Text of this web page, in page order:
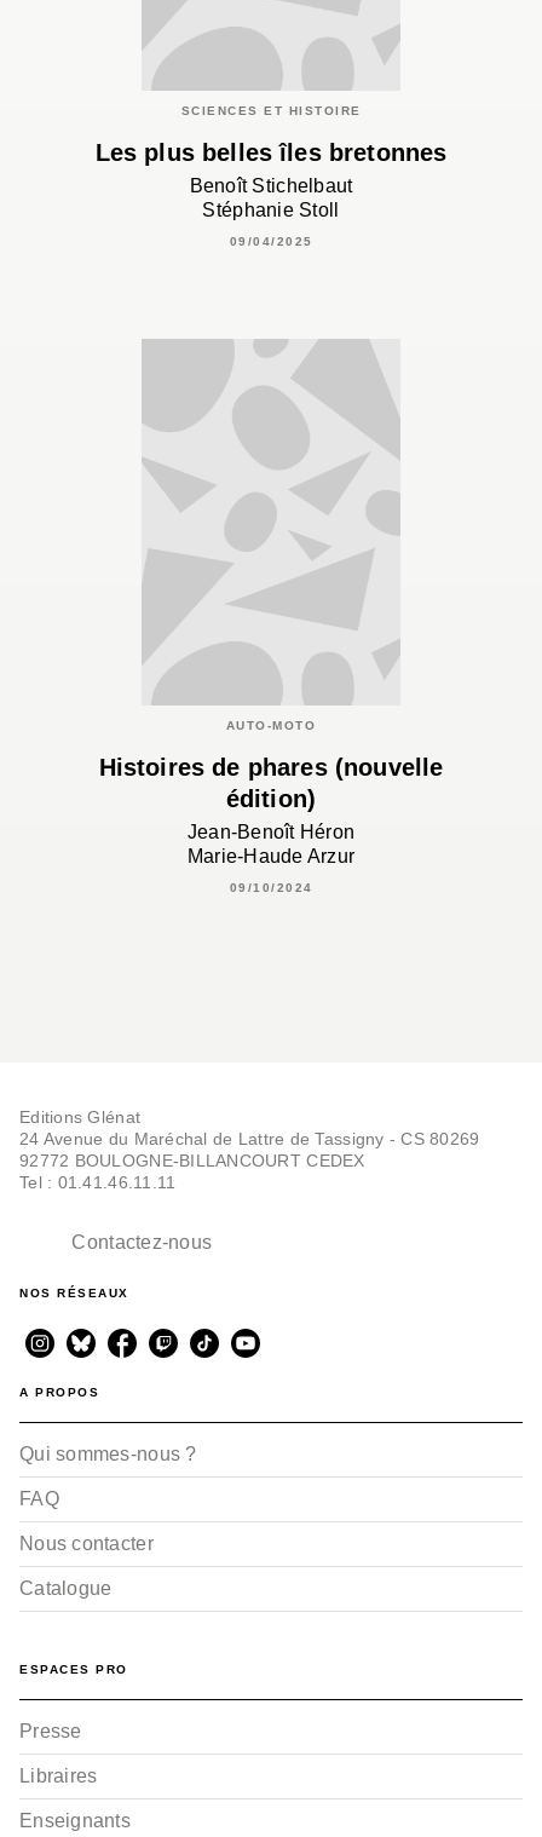
SCIENCES ET HISTOIRE
Les plus belles îles bretonnes
Benoît Stichelbaut
Stéphanie Stoll
09/04/2025
AUTO-MOTO
Histoires de phares (nouvelle
édition)
Jean-Benoît Héron
Marie-Haude Arzur
09/10/2024
Editions Glénat
24 Avenue du Maréchal de Lattre de Tassigny - CS 80269
92772 BOULOGNE-BILLANCOURT CEDEX
Tel : 01.41.46.11.11
Contactez-nous
NOS RÉSEAUX
A PROPOS
Qui sommes-nous ?
FAQ
Nous contacter
Catalogue
ESPACES PRO
Presse
Libraires
Enseignants